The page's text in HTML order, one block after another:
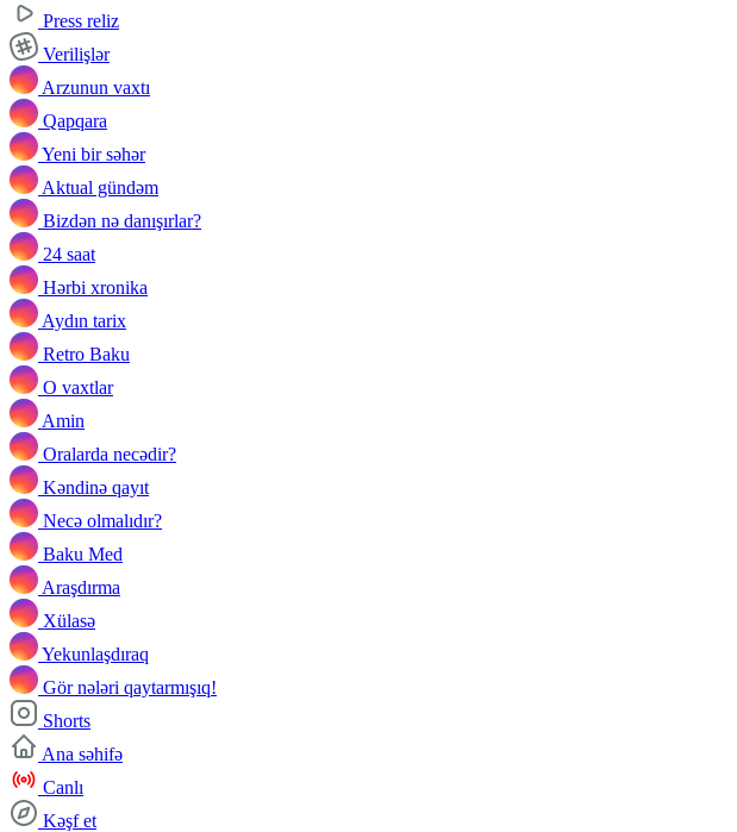
Press reliz
Verilişlər
Arzunun vaxtı
Qapqara
Yeni bir səhər
Aktual gündəm
Bizdən nə danışırlar?
24 saat
Hərbi xronika
Aydın tarix
Retro Baku
O vaxtlar
Amin
Oralarda necədir?
Kəndinə qayıt
Necə olmalıdır?
Baku Med
Araşdırma
Xülasə
Yekunlaşdıraq
Gör nələri qaytarmışıq!
Shorts
Ana səhifə
Canlı
Kəşf et